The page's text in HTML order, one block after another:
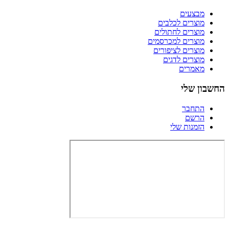
מבצעים
מוצרים לכלבים
מוצרים לחתולים
מוצרים למכרסמים
מוצרים לציפורים
מוצרים לדגים
מאמרים
החשבון שלי
התחבר
הרשם
הזמנות שלי